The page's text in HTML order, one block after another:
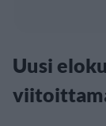
Uusi